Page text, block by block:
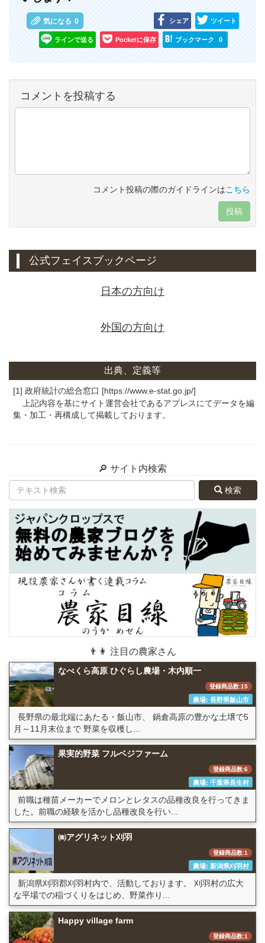
気になる 0 シェア ツイート
ラインで送る Pocketに保存 ブックマーク 0
コメントを投稿する
コメント投稿の際のガイドラインはこちら
投稿
公式フェイスブックページ
日本の方向け
外国の方向け
出典、定義等
[1] 政府統計の総合窓口 [https://www.e-stat.go.jp/]
上記内容を基にサイト運営会社であるアプレスにてデータを編
集・加工・再構成して掲載しております。
🔎 サイト内検索
検索
👨👩 注目の農家さん
なべくら高原 ひぐらし農場・木内順一
登録商品数:15
農場: 長野県飯山市
長野県の最北端にあたる・飯山市、 鍋倉高原の豊かな土壌で5
月～11月末位まで 野菜を収穫し...
果実的野菜 フルベジファーム
登録商品数:6
農場: 千葉県長生村
前職は種苗メーカーでメロンとレタスの品種改良を行ってきま
した。前職の経験を活かし品種改良を行い...
㈱アグリネット刈羽
登録商品数:1
農場: 新潟県刈羽村
新潟県刈羽郡刈羽村内で、活動しております。 刈羽村の広大
な平場での稲づくりをはじめ、野菜作り...
Happy village farm
登録商品数:1